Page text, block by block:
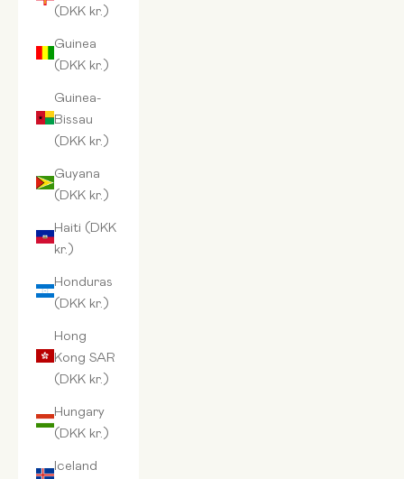
(DKK kr.)
Guinea
(DKK kr.)
Guinea-
Bissau
(DKK kr.)
Guyana
(DKK kr.)
Haiti (DKK
kr.)
Honduras
(DKK kr.)
Hong
Kong SAR
(DKK kr.)
Hungary
(DKK kr.)
Iceland